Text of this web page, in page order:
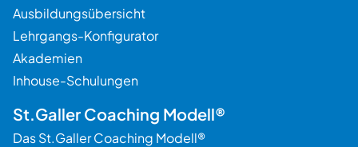
Ausbildungsübersicht
Lehrgangs-Konfigurator
Akademien
Inhouse-Schulungen
St.Galler Coaching Modell®
Das St.Galler Coaching Modell®